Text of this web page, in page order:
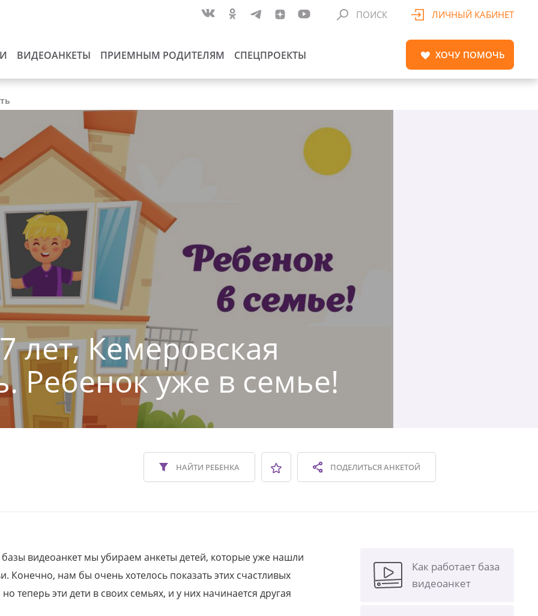
ВИДЕОАНКЕТЫ ПРИЕМНЫМ РОДИТЕЛЯМ СПЕЦПРОЕКТЫ
ПОИСК ЛИЧНЫЙ КАБИНЕТ
ХОЧУ ПОМОЧЬ
лет, Кемеровская
Ребенок уже в семье!
ПОДЕЛИТЬСЯАНКЕТОЙ
НАЙТИ РЕБЕНКА
видеоанкет мы убираем анкеты детей, которые уже нашли
Конечно, нам бы очень хотелось показать этих счастливых
теперь эти дети в своих семьях, и у них начинается другая
Как работает база
видеоанкет